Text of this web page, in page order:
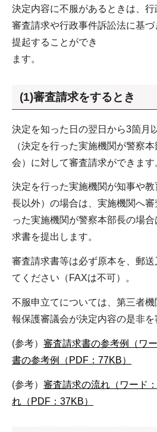
決定内容に不服があるときは、行
審査請求や行政事件訴訟法に基
提起することができ
ます。
(1)審査請求をするとき
決定を知った日の翌日から3箇月
（決定を行った実施機関が警察
会）に対して審査請求ができます
決定を行った実施機関が知事や
長以外）の場合は、実施機関へ
った実施機関が警察本部長の場
求書を提出します。
審査請求書等は必ず原本を、郵
てください（FAXは不可）。
不服申立てについては、第三者
報保護審議会が決定内容の是非を
(参考） 審査請求書の参考例（ワ
書の参考例（PDF：77KB）
(参考） 審査請求の流れ（ワード：
れ（PDF：37KB）